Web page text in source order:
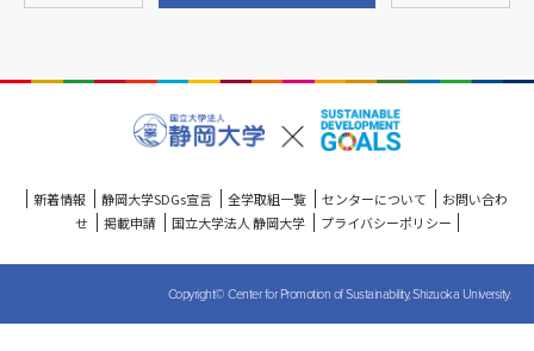
新着情報 静岡大学SDGs宣言 全学取組一覧 センターについて
お問い合わ
せ
掲載申請 国立大学法人 静岡大学 プライバシーポリシー
Copyright© Center for Promotion of Sustainability, Shizuoka University.